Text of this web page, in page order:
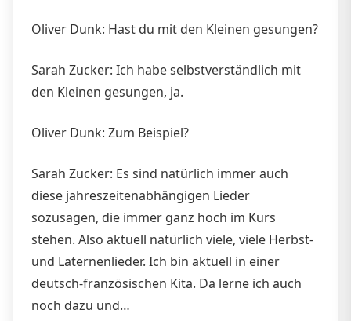
Oliver Dunk: Hast du mit den Kleinen gesungen?
Sarah Zucker: Ich habe selbstverständlich mit
den Kleinen gesungen, ja.
Oliver Dunk: Zum Beispiel?
Sarah Zucker: Es sind natürlich immer auch
diese jahreszeitenabhängigen Lieder
sozusagen, die immer ganz hoch im Kurs
stehen. Also aktuell natürlich viele, viele Herbst-
und Laternenlieder. Ich bin aktuell in einer
deutsch-französischen Kita. Da lerne ich auch
noch dazu und…